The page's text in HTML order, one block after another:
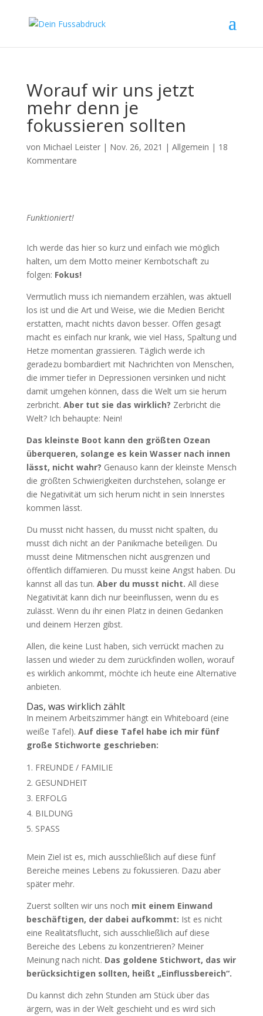
Worauf wir uns jetzt
mehr denn je
fokussieren sollten
von Michael Leister| Nov. 26, 2021 | Allgemein | 18
Kommentare
Funktioniert!
Ich werde das hier so kurz und einfach wie möglich
halten, um dem Motto meiner Kernbotschaft zu
folgen: Fokus!
Vermutlich muss ich niemandem erzählen, was aktuell
los ist und die Art und Weise, wie die Medien Bericht
erstatten, macht nichts davon besser. Offen gesagt
macht es einfach nur krank, wie viel Hass, Spaltung und
Hetze momentan grassieren. Täglich werde ich
geradezu bombardiert mit Nachrichten von Menschen,
die immer tiefer in Depressionen versinken und nicht
damit umgehen können, dass die Welt um sie herum
zerbricht. Aber tut sie das wirklich? Zerbricht die
Welt? Ich behaupte: Nein!
Das kleinste Boot kann den größten Ozean
überqueren, solange es kein Wasser nach innen
lässt, nicht wahr? Genauso kann der kleinste Mensch
die größten Schwierigkeiten durchstehen, solange er
die Negativität um sich herum nicht in sein Innerstes
kommen lässt.
Du musst nicht hassen, du musst nicht spalten, du
musst dich nicht an der Panikmache beteiligen. Du
musst deine Mitmenschen nicht ausgrenzen und
öffentlich diffamieren. Du musst keine Angst haben. Du
kannst all das tun. Aber du musst nicht. All diese
Negativität kann dich nur beeinflussen, wenn du es
zulässt. Wenn du ihr einen Platz in deinen Gedanken
und deinem Herzen gibst.
Allen, die keine Lust haben, sich verrückt machen zu
lassen und wieder zu dem zurückfinden wollen, worauf
es wirklich ankommt, möchte ich heute eine Alternative
anbieten.
Das, was wirklich zählt
In meinem Arbeitszimmer hängt ein Whiteboard (eine
weiße Tafel). Auf diese Tafel habe ich mir fünf
große Stichworte geschrieben:
FREUNDE / FAMILIE
GESUNDHEIT
ERFOLG
BILDUNG
SPASS
Mein Ziel ist es, mich ausschließlich auf diese fünf
Bereiche meines Lebens zu fokussieren. Dazu aber
später mehr.
Zuerst sollten wir uns noch mit einem Einwand
beschäftigen, der dabei aufkommt: Ist es nicht
eine Realitätsflucht, sich ausschließlich auf diese
Bereiche des Lebens zu konzentrieren? Meiner
Meinung nach nicht. Das goldene Stichwort, das wir
berücksichtigen sollten, heißt „Einflussbereich“.
Du kannst dich zehn Stunden am Stück über das
ärgern, was in der Welt geschieht und es wird sich